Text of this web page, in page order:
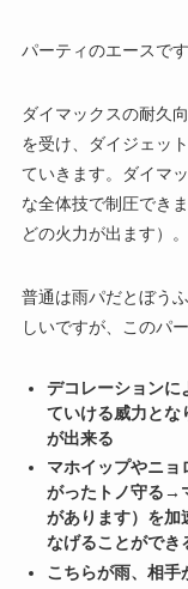
パーティのエースです
ダイマックスの耐久
を受け、ダイジェッ
ていきます。ダイマ
な全体技で制圧でき
どの火力が出ます）。
普通は雨パだとぼう
しいですが、このパ
デコレーションに
ていける威力とな
が出来る
マホイップやニョ
がったトノ守る→
があります）を加
なげることができ
こちらが雨、相手